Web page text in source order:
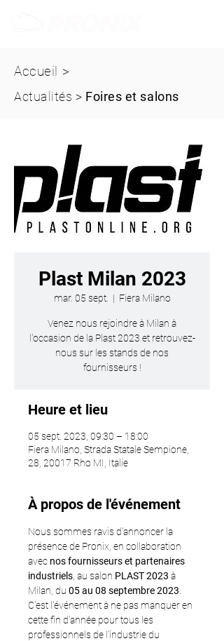
Accueil >
Actualités > Foires et salons
Plast Milan 2023
mar. 05 sept.
  |
Fiera Milano
Venez nous rejoindre à Milan à
l'occasion de la Plast 2023 et retrouvez-
nous sur les stands de nos
fournisseurs !
Heure et lieu
05 sept. 2023, 09:30 – 18:00
Fiera Milano, Strada Statale Sempione,
28, 20017 Rho MI, Italie
À propos de l'événement
Nous sommes ravis d'annoncer la
présence de Pronix, en collaboration
avec nos fournisseurs et partenaires
industriels , au salon PLAST 2023 à
Milan, du 05 au 08 septembre 2023
C'est l'événement à ne pas manquer en
cette fin d'année pour tous les
professionnels de l'industrie du